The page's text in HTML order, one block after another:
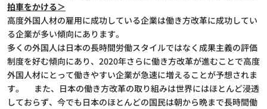
拍車をかける＞
高度外国人材の雇用に成功している企業は働き方改革に成功してい
る企業が多い傾向にあります。
多くの外国人は日本の長時間労働スタイルではなく成果主義の評価
制度を好む傾向にあり、2020年さらに働き方改革が進むことで高度
外国人材にとって働きやすい企業が急速に増えることが予想されま
す。 また、日本の働き方改革の取り組みは世界にはほとんど浸透
しておらず、今でも日本のほとんどの国民は朝から晩まで長時間働